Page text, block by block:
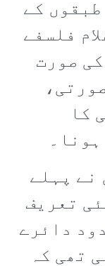
کے
فلسفے
صورت
کا
نے پہلے
تعریف
دائرے
تھی کہ